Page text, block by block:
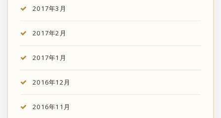
2017年3月
2017年2月
2017年1月
2016年12月
2016年11月